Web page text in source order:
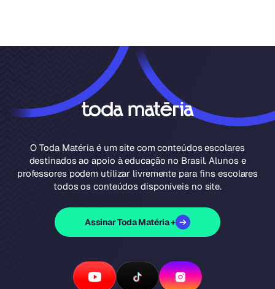
O Toda Matéria é um site com conteúdos escolares
destinados ao apoio à educação no Brasil. Alunos e
professores podem utilizar livremente para fins escolares
todos os conteúdos disponíveis no site.
Assinar Toda Matéria +